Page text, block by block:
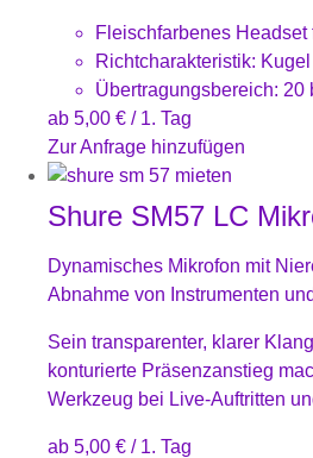
Fleischfarbenes Headset
Richtcharakteristik: Kugel
Übertragungsbereich: 20
ab 5,00 € / 1. Tag
Zur Anfrage hinzufügen
Shure SM57 LC
Dynamisches Mikrofon mit
Abnahme von Instrumenten
Sein transparenter, klarer
konturierte Präsenzanstieg
Werkzeug bei Live-Auftritten
ab 5,00 € / 1. Tag